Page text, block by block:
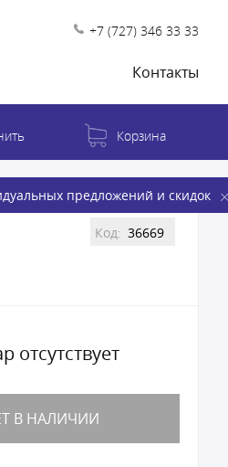
+7 (727) 346 33 33
Контакты
предложений и скидок
Корзина
Код: 36669
отсутствует
В НАЛИЧИИ